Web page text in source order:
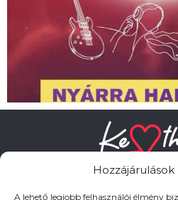
Hozzájárulások
A lehető legjobb felhasználói élmény